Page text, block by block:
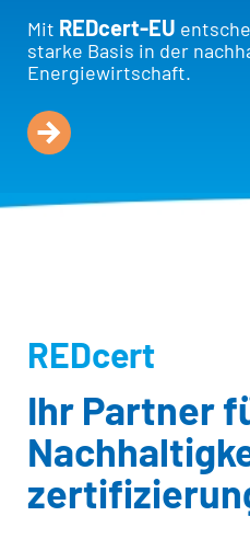
Mit REDcert-EU
starke Basis in der
Energiewirtschaft.
REDcert
Ihr Partner